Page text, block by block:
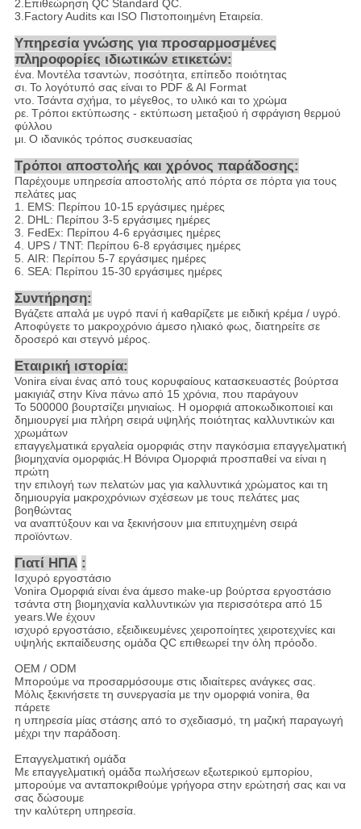
2.Επιθεώρηση QC Standard QC.
3.Factory Audits και ISO Πιστοποιημένη Εταιρεία.
Υπηρεσία γνώσης για προσαρμοσμένες
πληροφορίες ιδιωτικών ετικετών:
ένα. Μοντέλα τσαντών, ποσότητα, επίπεδο ποιότητας
σι. Το λογότυπό σας είναι το PDF & AI Format
ντο. Τσάντα σχήμα, το μέγεθος, το υλικό και το χρώμα
ρε. Τρόποι εκτύπωσης - εκτύπωση μεταξιού ή σφράγιση θερμού
φύλλου
μι. Ο ιδανικός τρόπος συσκευασίας
Τρόποι αποστολής και χρόνος παράδοσης:
Παρέχουμε υπηρεσία αποστολής από πόρτα σε πόρτα για τους
πελάτες μας
1. EMS: Περίπου 10-15 εργάσιμες ημέρες
2. DHL: Περίπου 3-5 εργάσιμες ημέρες
3. FedEx: Περίπου 4-6 εργάσιμες ημέρες
4. UPS / TNT: Περίπου 6-8 εργάσιμες ημέρες
5. AIR: Περίπου 5-7 εργάσιμες ημέρες
6. SEA: Περίπου 15-30 εργάσιμες ημέρες
Συντήρηση:
Βγάζετε απαλά με υγρό πανί ή καθαρίζετε με ειδική κρέμα / υγρό.
Αποφύγετε το μακροχρόνιο άμεσο ηλιακό φως, διατηρείτε σε
δροσερό και στεγνό μέρος.
Εταιρική ιστορία:
Vonira είναι ένας από τους κορυφαίους κατασκευαστές βούρτσα
μακιγιάζ στην Κίνα πάνω από 15 χρόνια, που παράγουν
Το 500000 βουρτσίζει μηνιαίως. Η ομορφιά αποκωδικοποιεί και
δημιουργεί μια πλήρη σειρά υψηλής ποιότητας καλλυντικών και
χρωμάτων
επαγγελματικά εργαλεία ομορφιάς στην παγκόσμια επαγγελματική
βιομηχανία ομορφιάς.Η Βόνιρα Ομορφιά προσπαθεί να είναι η
πρώτη
την επιλογή των πελατών μας για καλλυντικά χρώματος και τη
δημιουργία μακροχρόνιων σχέσεων με τους πελάτες μας
βοηθώντας
να αναπτύξουν και να ξεκινήσουν μια επιτυχημένη σειρά
προϊόντων.
Γιατί ΗΠΑ :
Ισχυρό εργοστάσιο
Vonira Ομορφιά είναι ένα άμεσο make-up βούρτσα εργοστάσιο
τσάντα στη βιομηχανία καλλυντικών για περισσότερα από 15
years.We έχουν
ισχυρό εργοστάσιο, εξειδικευμένες χειροποίητες χειροτεχνίες και
υψηλής εκπαίδευσης ομάδα QC επιθεωρεί την όλη πρόοδο.
OEM / ODM
Μπορούμε να προσαρμόσουμε στις ιδιαίτερες ανάγκες σας.
Μόλις ξεκινήσετε τη συνεργασία με την ομορφιά vonira, θα
πάρετε
η υπηρεσία μίας στάσης από το σχεδιασμό, τη μαζική παραγωγή
μέχρι την παράδοση.
Επαγγελματική ομάδα
Με επαγγελματική ομάδα πωλήσεων εξωτερικού εμπορίου,
μπορούμε να ανταποκριθούμε γρήγορα στην ερώτησή σας και να
σας δώσουμε
την καλύτερη υπηρεσία.